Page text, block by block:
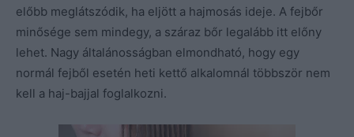
előbb meglátszódik, ha eljött a hajmosás ideje. A fejbőr
minősége sem mindegy, a száraz bőr legalább itt előny
lehet. Nagy általánosságban elmondható, hogy egy
normál fejből esetén heti kettő alkalomnál többször nem
kell a haj-bajjal foglalkozni.